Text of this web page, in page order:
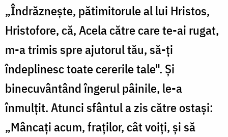
„Îndrăznește, pătimitorule al lui Hristos,
Hristofore, că, Acela către care te-ai rugat,
m-a trimis spre ajutorul tău, să-ți
îndeplinesc toate cererile tale". Și
binecuvântând îngerul pâinile, le-a
înmulțit. Atunci sfântul a zis către ostași:
„Mâncați acum, fraților, cât voiți, și să